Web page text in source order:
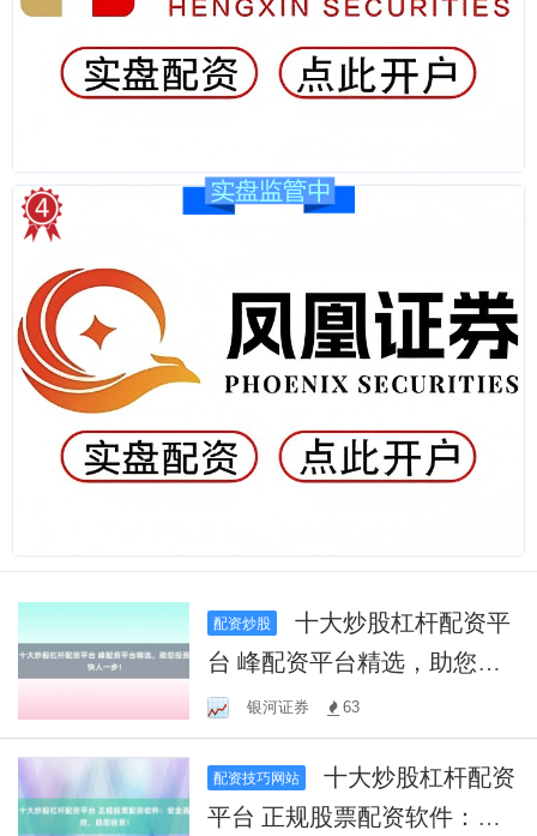
配资炒股
十大炒股杠杆配资平
台 峰配资平台精选，助您投
资快人一步！
银河证券 63
配资技巧网站
十大炒股杠杆配资
平台 正规股票配资软件：安